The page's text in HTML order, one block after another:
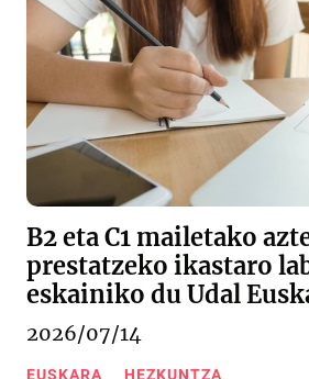
B2 eta C1 mailetako
prestatzeko ikastaro
eskainiko du Udal
2026/07/14
EUSKARA HEZKUNTZA